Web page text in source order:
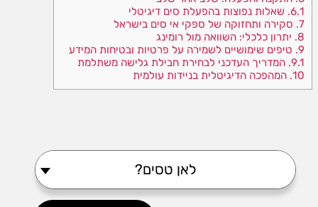
6.1. שאלות נפוצות בהפעלת סים דיגיטלי
7. סקירה ותחזוקה של ספקי אי סים בישראל
8. יתרון כלכלי: השוואה מול רומינג
9. טיפים שימושיים לשמירה על פרטיות ובטיחות המידע
9.1. המדריך העדכני לבחירת חבילת גלישה משתלמת
10. המהפכה הדיגיטלית בניידות עולמית
?לאן טסים